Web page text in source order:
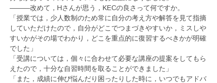
―――改めて，Hさんが思う，KECの良さって何ですか。
「授業では，少人数制のため常に自分の考え方や解答を見て指摘
していただけたので，自分がどこでつまづきやすいか，ミスしや
すいかがその場でわかり，どこを重点的に復習するべきかが明確
でした」
「受講については，個々に合わせて必要な講座の提案をしてもら
えたので，十分な自習時間を取ることができました」
「また，成績に伸び悩んだり困ったりした時に，いつでもアドバ